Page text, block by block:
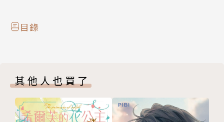
目錄
其他人也買了